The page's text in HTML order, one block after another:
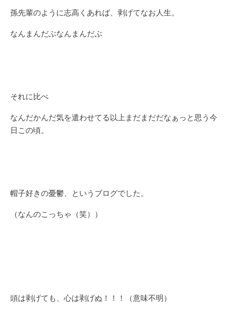
孫先輩のように志高くあれば、剥げてなお人生。
なんまんだぶなんまんだぶ
それに比べ
なんだかんだ気を遣わせてる以上まだまだだなぁっと思う今
日この頃。
帽子好きの憂鬱、というブログでした。
（なんのこっちゃ（笑））
頭は剥げても、心は剥げぬ！！！（意味不明）